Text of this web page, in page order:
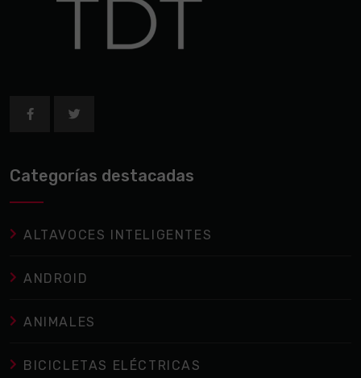
Categorías destacadas
ALTAVOCES INTELIGENTES
ANDROID
ANIMALES
BICICLETAS ELÉCTRICAS